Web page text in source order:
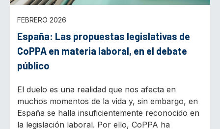
FEBRERO 2026
España: Las propuestas legislativas de
CoPPA en materia laboral, en el debate
público
El duelo es una realidad que nos afecta en
muchos momentos de la vida y, sin embargo, en
España se halla insuficientemente reconocido en
la legislación laboral. Por ello, CoPPA ha